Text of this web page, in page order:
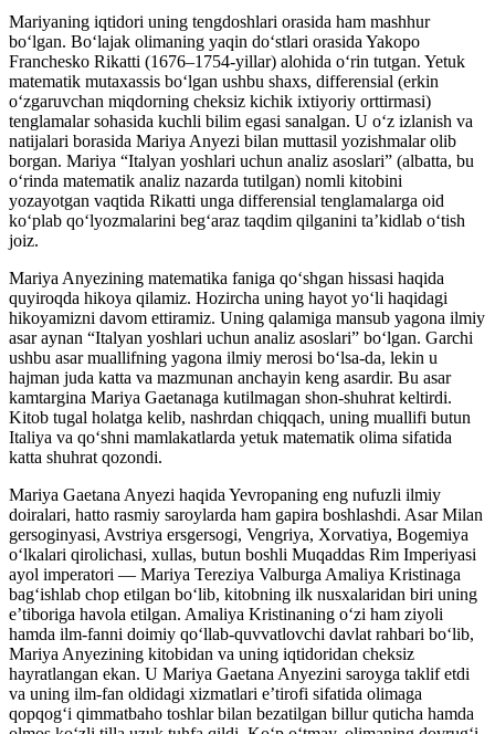
Mariyaning iqtidori uning tengdoshlari orasida ham mashhur
boʻlgan. Boʻlajak olimaning yaqin doʻstlari orasida Yakopo
Franchesko Rikatti (1676–1754-yillar) alohida oʻrin tutgan. Yetuk
matematik mutaxassis boʻlgan ushbu shaxs, differensial (erkin
oʻzgaruvchan miqdorning cheksiz kichik ixtiyoriy orttirmasi)
tenglamalar sohasida kuchli bilim egasi sanalgan. U oʻz izlanish va
natijalari borasida Mariya Anyezi bilan muttasil yozishmalar olib
borgan. Mariya “Italyan yoshlari uchun analiz asoslari” (albatta, bu
oʻrinda matematik analiz nazarda tutilgan) nomli kitobini
yozayotgan vaqtida Rikatti unga differensial tenglamalarga oid
koʻplab qoʻlyozmalarini begʻaraz taqdim qilganini taʼkidlab oʻtish
joiz.
Mariya Anyezining matematika faniga qoʻshgan hissasi haqida
quyiroqda hikoya qilamiz. Hozircha uning hayot yoʻli haqidagi
hikoyamizni davom ettiramiz. Uning qalamiga mansub yagona ilmiy
asar aynan “Italyan yoshlari uchun analiz asoslari” boʻlgan. Garchi
ushbu asar muallifning yagona ilmiy merosi boʻlsa-da, lekin u
hajman juda katta va mazmunan anchayin keng asardir. Bu asar
kamtargina Mariya Gaetanaga kutilmagan shon-shuhrat keltirdi.
Kitob tugal holatga kelib, nashrdan chiqqach, uning muallifi butun
Italiya va qoʻshni mamlakatlarda yetuk matematik olima sifatida
katta shuhrat qozondi.
Mariya Gaetana Anyezi haqida Yevropaning eng nufuzli ilmiy
doiralari, hatto rasmiy saroylarda ham gapira boshlashdi. Asar Milan
gersoginyasi, Avstriya ersgersogi, Vengriya, Xorvatiya, Bogemiya
oʻlkalari qirolichasi, xullas, butun boshli Muqaddas Rim Imperiyasi
ayol imperatori — Mariya Tereziya Valburga Amaliya Kristinaga
bagʻishlab chop etilgan boʻlib, kitobning ilk nusxalaridan biri uning
eʼtiboriga havola etilgan. Amaliya Kristinaning oʻzi ham ziyoli
hamda ilm-fanni doimiy qoʻllab-quvvatlovchi davlat rahbari boʻlib,
Mariya Anyezining kitobidan va uning iqtidoridan cheksiz
hayratlangan ekan. U Mariya Gaetana Anyezini saroyga taklif etdi
va uning ilm-fan oldidagi xizmatlari e’tirofi sifatida olimaga
qopqogʻi qimmatbaho toshlar bilan bezatilgan billur quticha hamda